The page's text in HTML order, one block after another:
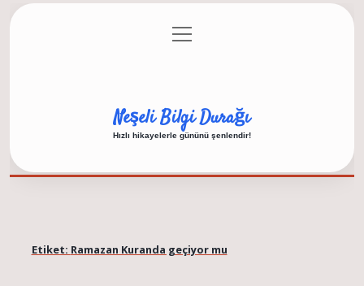
Gizlilik Politikası
menüyü
aç
Neşeli Bilgi Durağı
Hızlı hikayelerle gününü şenlendir!
Etiket: Ramazan Kuranda geçiyor mu